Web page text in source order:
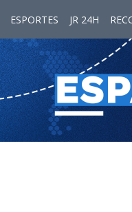
ESPORTES JR 24H